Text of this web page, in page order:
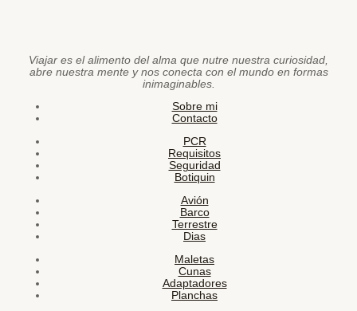
Viajar es el alimento del alma que nutre nuestra curiosidad,
abre nuestra mente y nos conecta con el mundo en formas
inimaginables.
Sobre mi
Contacto
PCR
Requisitos
Seguridad
Botiquin
Avión
Barco
Terrestre
Dias
Maletas
Cunas
Adaptadores
Planchas